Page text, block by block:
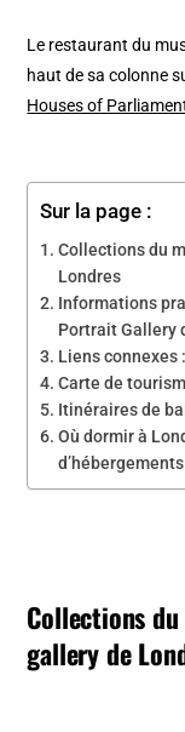
Le restaurant du
haut de sa colonne
Houses of
Sur la page :
Collections du
Londres
Informations
Portrait Gallery
Liens connexes :
Carte de
Itinéraires de
Où dormir à
Collections
gallery de